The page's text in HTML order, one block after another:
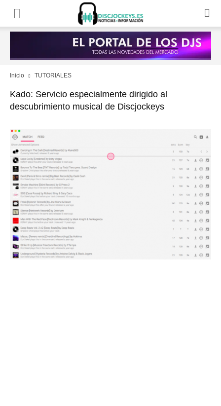
Inicio TUTORIALES
Kado: Servicio especialmente dirigido al
descubrimiento musical de Discjockeys